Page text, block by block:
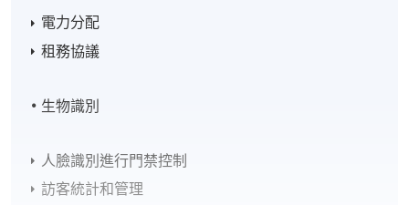
電力分配
租務協議
生物識別
人臉識別進行門禁控制
訪客統計和管理